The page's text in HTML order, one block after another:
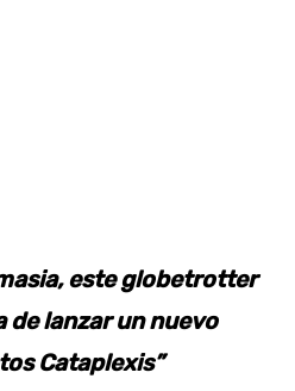
este globetrotter
de lanzar un nuevo
Cataplexis”